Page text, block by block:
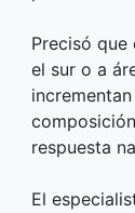
Precisó que
el sur o a
respuesta
El